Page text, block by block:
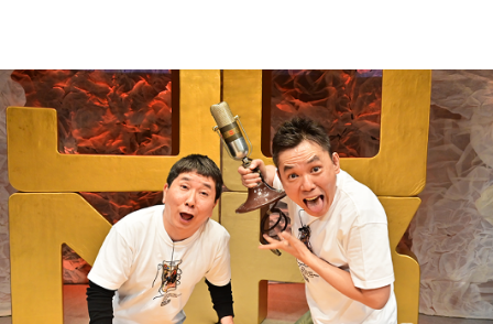
トピックス
TBS Podcast
お知らせ
イベント・グッズ
会社情報